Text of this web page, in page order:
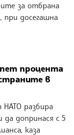
за отбрана
досегашна
процента
в
НАТО разбира
допринася с 5
каза